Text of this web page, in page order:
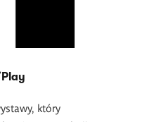
który